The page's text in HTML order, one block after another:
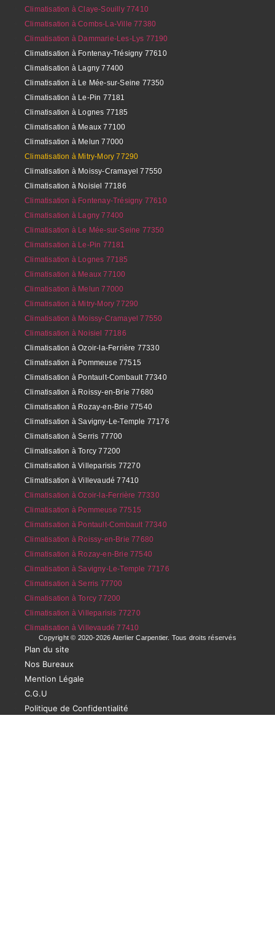
Climatisation à Claye-Souilly 77410
Climatisation à Combs-La-Ville 77380
Climatisation à Dammarie-Les-Lys 77190
Climatisation à Fontenay-Trésigny 77610
Climatisation à Lagny 77400
Climatisation à Le Mée-sur-Seine 77350
Climatisation à Le-Pin 77181
Climatisation à Lognes 77185
Climatisation à Meaux 77100
Climatisation à Melun 77000
Climatisation à Mitry-Mory 77290
Climatisation à Moissy-Cramayel 77550
Climatisation à Noisiel 77186
Climatisation à Fontenay-Trésigny 77610
Climatisation à Lagny 77400
Climatisation à Le Mée-sur-Seine 77350
Climatisation à Le-Pin 77181
Climatisation à Lognes 77185
Climatisation à Meaux 77100
Climatisation à Melun 77000
Climatisation à Mitry-Mory 77290
Climatisation à Moissy-Cramayel 77550
Climatisation à Noisiel 77186
Climatisation à Ozoir-la-Ferrière 77330
Climatisation à Pommeuse 77515
Climatisation à Pontault-Combault 77340
Climatisation à Roissy-en-Brie 77680
Climatisation à Rozay-en-Brie 77540
Climatisation à Savigny-Le-Temple 77176
Climatisation à Serris 77700
Climatisation à Torcy 77200
Climatisation à Villeparisis 77270
Climatisation à Villevaudé 77410
Climatisation à Ozoir-la-Ferrière 77330
Climatisation à Pommeuse 77515
Climatisation à Pontault-Combault 77340
Climatisation à Roissy-en-Brie 77680
Climatisation à Rozay-en-Brie 77540
Climatisation à Savigny-Le-Temple 77176
Climatisation à Serris 77700
Climatisation à Torcy 77200
Climatisation à Villeparisis 77270
Climatisation à Villevaudé 77410
Copyright © 2020-2026 Aterlier Carpentier. Tous droits réservés
Plan du site
Nos Bureaux
Mention Légale
C.G.U
Politique de Confidentialité